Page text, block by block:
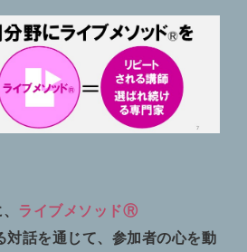
ライブメソッドⓇ
対話を通じて、参加者の心を動